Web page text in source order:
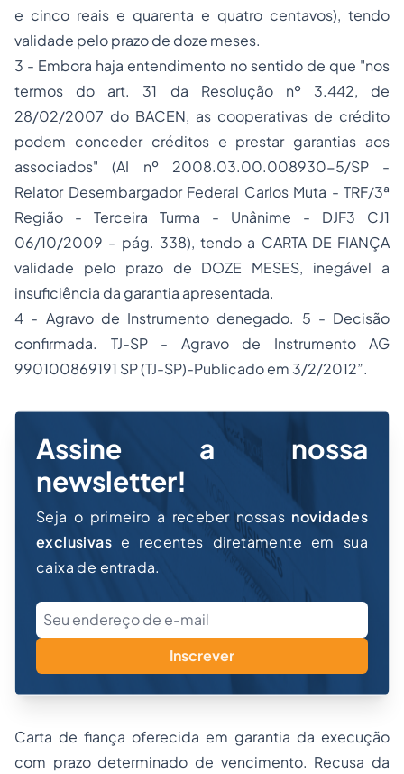
e cinco reais e quarenta e quatro centavos), tendo
validade pelo prazo de doze meses.
3 - Embora haja entendimento no sentido de que "nos
termos do art. 31 da Resolução nº 3.442, de
28/02/2007 do BACEN, as cooperativas de crédito
podem conceder créditos e prestar garantias aos
associados" (AI nº 2008.03.00.008930-5/SP -
Relator Desembargador Federal Carlos Muta - TRF/3ª
Região - Terceira Turma - Unânime - DJF3 CJ1
06/10/2009 - pág. 338), tendo a CARTA DE FIANÇA
validade pelo prazo de DOZE MESES, inegável a
insuficiência da garantia apresentada.
4 - Agravo de Instrumento denegado. 5 - Decisão
confirmada. TJ-SP - Agravo de Instrumento AG
990100869191 SP (TJ-SP)-Publicado em 3/2/2012”.
Assine a nossa
newsletter!
Seja o primeiro a receber nossas novidades
exclusivas e recentes diretamente em sua
caixa de entrada.
Inscrever
Carta de fiança oferecida em garantia da execução
com prazo determinado de vencimento. Recusa da